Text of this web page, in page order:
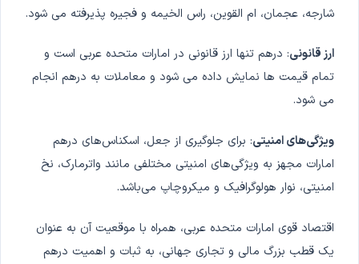
شارجه، عجمان، ام القوین، راس الخیمه و فجیره پذیرفته می شود.
ارز قانونی: درهم تنها ارز قانونی در امارات متحده عربی است و
تمام قیمت ها نمایش داده می شود و معاملات به درهم انجام
می شود.
ویژگی‌های امنیتی: برای جلوگیری از جعل، اسکناس‌های درهم
امارات مجهز به ویژگی‌های امنیتی مختلفی مانند واترمارک، نخ
امنیتی، نوار هولوگرافیک و میکروچاپ می‌باشد.
اقتصاد قوی امارات متحده عربی، همراه با موقعیت آن به عنوان
یک قطب بزرگ مالی و تجاری جهانی، به ثبات و اهمیت درهم